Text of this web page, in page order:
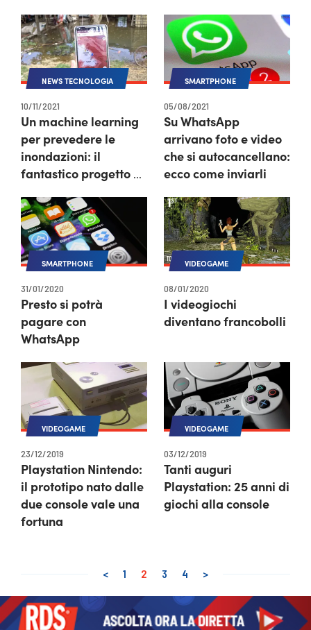
NEWS TECNOLOGIA
10/11/2021
Un machine learning
per prevedere le
inondazioni: il
fantastico progetto di
SMARTPHONE
05/08/2021
Su WhatsApp
arrivano foto e video
che si autocancellano:
ecco come inviarli
SMARTPHONE
31/01/2020
Presto si potrà
pagare con
WhatsApp
VIDEOGAME
08/01/2020
I videogiochi
diventano francobolli
VIDEOGAME
23/12/2019
Playstation Nintendo:
il prototipo nato dalle
due console vale una
fortuna
VIDEOGAME
03/12/2019
Tanti auguri
Playstation: 25 anni di
giochi alla console
< 1 2 3 4 >